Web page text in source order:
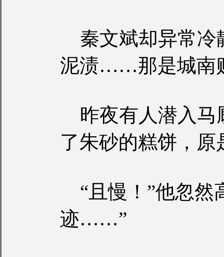
秦文斌却异常冷
泥渍……那是城南
昨夜有人潜入马
了朱砂的糕饼，
“且慢！”他忽然
迹……”